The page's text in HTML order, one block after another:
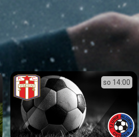
so 14:00